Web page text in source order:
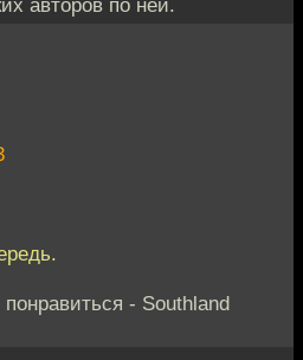
авторов по ней.
- Southland